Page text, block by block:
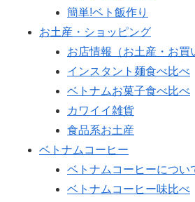
簡単!ベト飯作り
お土産・ショッピング
お店情報（お土産・お買
インスタント麺食べ比べ
ベトナムお菓子食べ比べ
カワイイ雑貨
食品系お土産
ベトナムコーヒー
ベトナムコーヒーについ
ベトナムコーヒー味比べ